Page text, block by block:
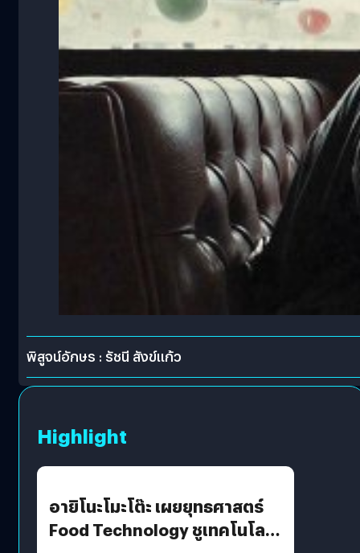
พิสูจน์อักษร : รัชนี สังข์แก้ว
Highlight
อายิโนะโมะโต๊ะ เผยยุทธศาสตร์
Food Technology ชูเทคโนโลยี